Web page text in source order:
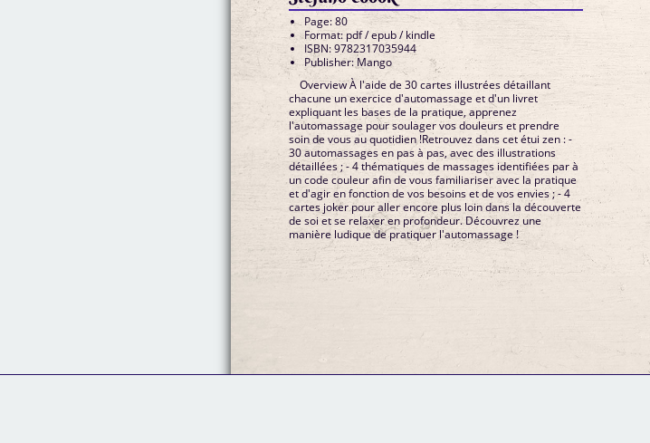
Page: 80
Format: pdf / epub / kindle
ISBN: 9782317035944
Publisher: Mango
Overview À l'aide de 30 cartes illustrées détaillant
chacune un exercice d'automassage et d'un livret
expliquant les bases de la pratique, apprenez
l'automassage pour soulager vos douleurs et prendre
soin de vous au quotidien !Retrouvez dans cet étui zen : -
30 automassages en pas à pas, avec des illustrations
détaillées ; - 4 thématiques de massages identifiées par à
un code couleur afin de vous familiariser avec la pratique
et d'agir en fonction de vos besoins et de vos envies ; - 4
cartes joker pour aller encore plus loin dans la découverte
de soi et se relaxer en profondeur. Découvrez une
manière ludique de pratiquer l'automassage !